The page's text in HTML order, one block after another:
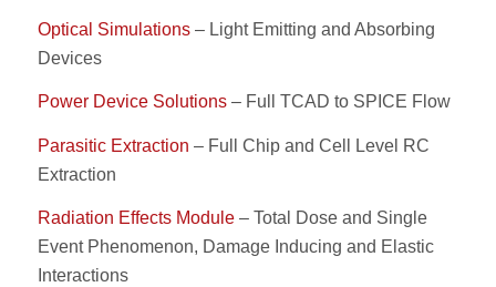
Optical Simulations– Light Emitting and Absorbing
Devices
Power Device Solutions– Full TCAD to SPICE Flow
Parasitic Extraction – Full Chip and Cell Level RC
Extraction
Radiation Effects Module– Total Dose and Single
Event Phenomenon, Damage Inducing and Elastic
Interactions